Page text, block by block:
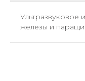
Ультразвуковое
железы и